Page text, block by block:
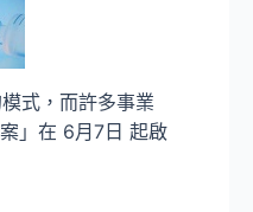
式，而許多事業
」在 6月7日 起啟